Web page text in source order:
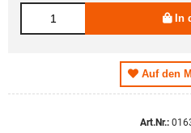
schwarz
Größe
In
Auf den
Art.Nr.: